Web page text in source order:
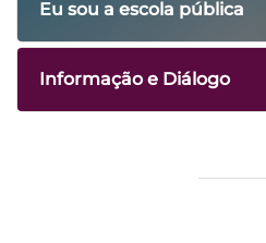
Eu sou a escola pública
Informação e Diálogo